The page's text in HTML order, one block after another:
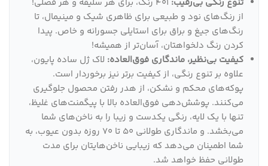
از رنگ‌های نود و طبیعی برای ظاهری شیک و مینیمال، تا
رنگ‌های جیغ و براق برای استایلی جسورانه و خاص. پیدا
کردن رنگ دلخواهتان، آسان‌تر از همیشه!
کیفیت بی‌نظیر، ماندگاری فوق‌العاده: لاک ژل ساده پایون،
علاوه بر تنوع رنگی، از کیفیت برتر نیز برخوردار است.
پوکه‌های محکم و نشکن، از هدر رفتن محصول جلوگیری
می‌کنند. پوشش‌دهی فوق‌العاده بالا با پیگمنت‌های غلیظ،
تنها با یک لایه، رنگی یکدست و زیبا را به ناخن‌های شما
می‌بخشد. و ماندگاری طولانی 50 تا 70 روزه بدون عیوب، به
شما اطمینان می‌دهد که زیبایی ناخن‌هایتان برای مدت
طولانی حفظ خواهد شد.